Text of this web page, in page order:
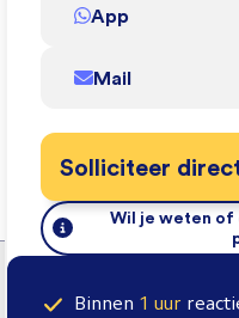
App
Mail
Solliciteer
Wil je weten of
Binnen 1 uur